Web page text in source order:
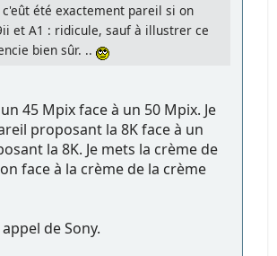
c'eût été exactement pareil si on
et A1 : ridicule, sauf à illustrer ce
bien sûr. ..
45 Mpix face à un 50 Mpix. Je
proposant la 8K face à un
la 8K. Je mets la crème de
face à la crème de la crème
de Sony.